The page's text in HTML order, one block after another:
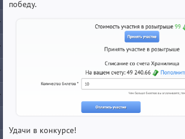
победу.
Удачи в конкурсе!